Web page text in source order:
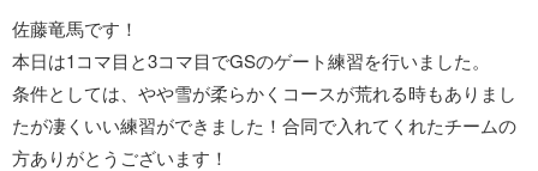
佐藤竜馬です！
本日は1コマ目と3コマ目でGSのゲート練習を行いました。
条件としては、やや雪が柔らかくコースが荒れる時もありまし
たが凄くいい練習ができました！合同で入れてくれたチームの
方ありがとうございます！